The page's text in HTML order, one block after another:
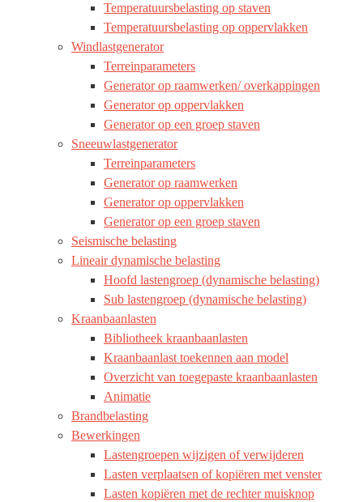
Temperatuursbelasting op staven
Temperatuursbelasting op oppervlakken
Windlastgenerator
Terreinparameters
Generator op raamwerken/ overkappingen
Generator op oppervlakken
Generator op een groep staven
Sneeuwlastgenerator
Terreinparameters
Generator op raamwerken
Generator op oppervlakken
Generator op een groep staven
Seismische belasting
Lineair dynamische belasting
Hoofd lastengroep (dynamische belasting)
Sub lastengroep (dynamische belasting)
Kraanbaanlasten
Bibliotheek kraanbaanlasten
Kraanbaanlast toekennen aan model
Overzicht van toegepaste kraanbaanlasten
Animatie
Brandbelasting
Bewerkingen
Lastengroepen wijzigen of verwijderen
Lasten verplaatsen of kopiëren met venster
Lasten kopiëren met de rechter muisknop